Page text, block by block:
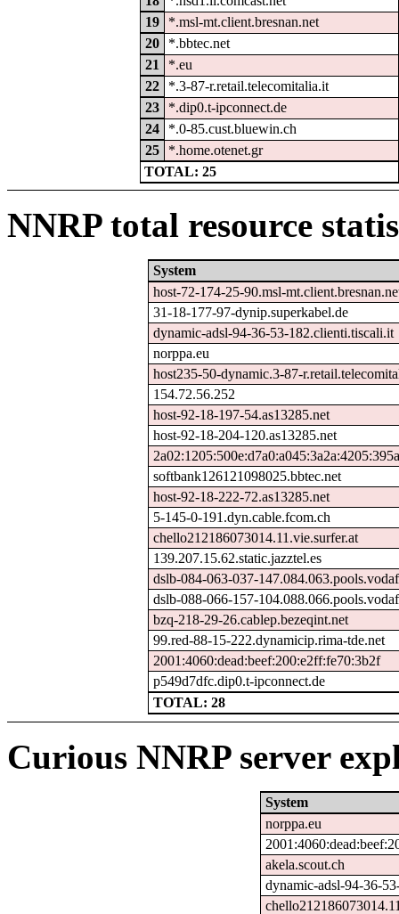
19
*.msl-mt.client.bresnan.net
20
*.bbtec.net
21
*.eu
22
*.3-87-r.retail.telecomitalia.it
23
*.dip0.t-ipconnect.de
24
*.0-85.cust.bluewin.ch
25
*.home.otenet.gr
TOTAL: 25
NNRP total resource
System
host-72-174-25-90.msl-
31-18-177-97-dynip.superkabel.de
dynamic-adsl-94-36-53-182.clienti.tiscali.it
norppa.eu
host235-50-dynamic.3-87-
154.72.56.252
host-92-18-197-54.as13285.net
host-92-18-204-120.as13285.net
2a02:1205:500e:d7a0:a045:3a2a:4205:395a
softbank126121098025.bbtec.net
host-92-18-222-72.as13285.net
5-145-0-191.dyn.cable.fcom.ch
chello212186073014.11.vie.surfer.at
139.207.15.62.static.jazztel.es
dslb-084-063-037-
dslb-088-066-157-
bzq-218-29-26.cablep.bezeqint.net
99.red-88-15-222.dynamicip.rima-tde.net
2001:4060:dead:beef:200:e2ff:fe70:3b2f
p549d7dfc.dip0.t-ipconnect.de
TOTAL: 28
Curious NNRP server
System
norppa.eu
akela.scout.ch
dynamic-adsl-94-36-